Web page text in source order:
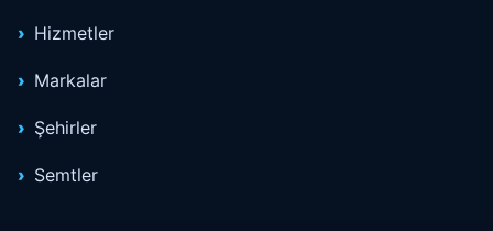
Hizmetler
Markalar
Şehirler
Semtler